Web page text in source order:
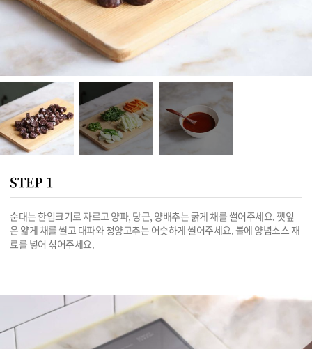
STEP 1
순대는 한입크기로 자르고 양파, 당근, 양배추는 굵게 채를 썰어주세요. 깻잎
은 얇게 채를 썰고 대파와 청양고추는 어슷하게 썰어주세요. 볼에 양념소스 재
료를 넣어 섞어주세요.